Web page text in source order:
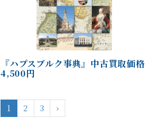
『ハプスブルク事典』中古買取価格
4,500円
1 2 3 ›